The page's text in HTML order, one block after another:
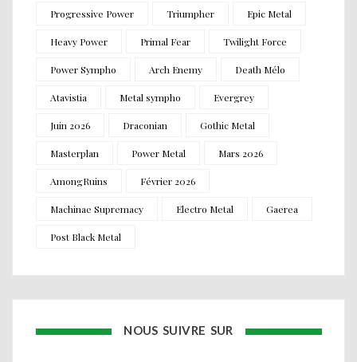
Progressive Power Triumpher Epic Metal
Heavy Power Primal Fear Twilight Force
Power Sympho Arch Enemy Death Mélo
Atavistia Metal sympho Evergrey
Juin 2026 Draconian Gothic Metal
Masterplan Power Metal Mars 2026
AmongRuins Février 2026
Machinae Supremacy Electro Metal Gaerea
Post Black Metal
NOUS SUIVRE SUR